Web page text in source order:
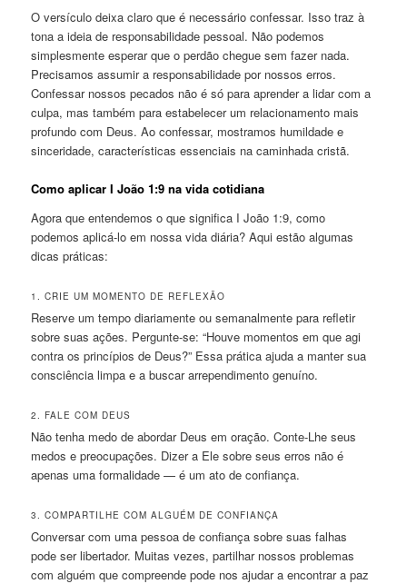
O versículo deixa claro que é necessário confessar. Isso traz à
tona a ideia de responsabilidade pessoal. Não podemos
simplesmente esperar que o perdão chegue sem fazer nada.
Precisamos assumir a responsabilidade por nossos erros.
Confessar nossos pecados não é só para aprender a lidar com a
culpa, mas também para estabelecer um relacionamento mais
profundo com Deus. Ao confessar, mostramos humildade e
sinceridade, características essenciais na caminhada cristã.
Como aplicar I João 1:9 na vida cotidiana
Agora que entendemos o que significa I João 1:9, como
podemos aplicá-lo em nossa vida diária? Aqui estão algumas
dicas práticas:
1. CRIE UM MOMENTO DE REFLEXÃO
Reserve um tempo diariamente ou semanalmente para refletir
sobre suas ações. Pergunte-se: “Houve momentos em que agi
contra os princípios de Deus?” Essa prática ajuda a manter sua
consciência limpa e a buscar arrependimento genuíno.
2. FALE COM DEUS
Não tenha medo de abordar Deus em oração. Conte-Lhe seus
medos e preocupações. Dizer a Ele sobre seus erros não é
apenas uma formalidade — é um ato de confiança.
3. COMPARTILHE COM ALGUÉM DE CONFIANÇA
Conversar com uma pessoa de confiança sobre suas falhas
pode ser libertador. Muitas vezes, partilhar nossos problemas
com alguém que compreende pode nos ajudar a encontrar a paz